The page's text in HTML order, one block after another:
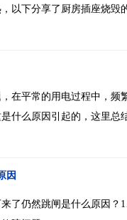
以下分享了厨房插座烧毁
在平常的用电过程中，频
什么原因引起的，这里总
因
了仍然跳闸是什么原因？